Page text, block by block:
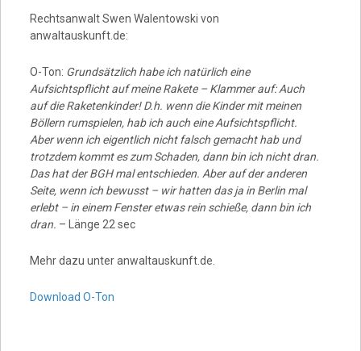
Rechtsanwalt Swen Walentowski von
anwaltauskunft.de:
O-Ton: Grundsätzlich habe ich natürlich eine
Aufsichtspflicht auf meine Rakete – Klammer auf: Auch
auf die Raketenkinder! D.h. wenn die Kinder mit meinen
Böllern rumspielen, hab ich auch eine Aufsichtspflicht.
Aber wenn ich eigentlich nicht falsch gemacht hab und
trotzdem kommt es zum Schaden, dann bin ich nicht dran.
Das hat der BGH mal entschieden. Aber auf der anderen
Seite, wenn ich bewusst – wir hatten das ja in Berlin mal
erlebt – in einem Fenster etwas rein schieße, dann bin ich
dran. – Länge 22 sec
Mehr dazu unter anwaltauskunft.de.
Download O-Ton